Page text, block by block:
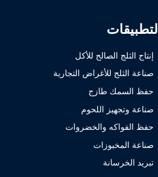
التطبيقات
إنتاج الثلج الصالح للأكل
صناعة الثلج للأغراض التجارية
حفظ السمك طازج
صناعة وتجهيز اللحوم
حفظ الفواكه والخضروات
صناعة المخبوزات
تبريد الخرسانة